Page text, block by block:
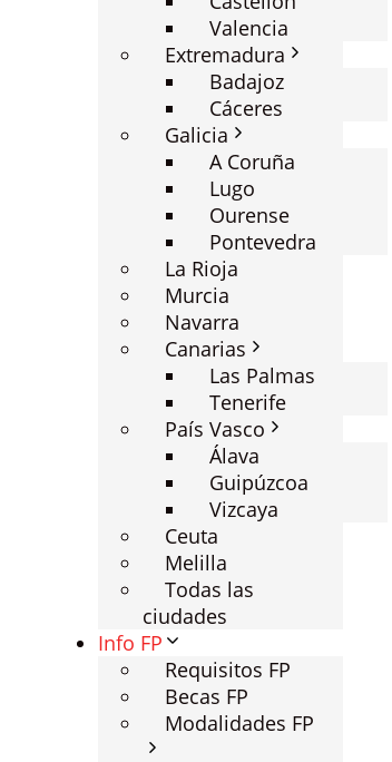
Valencia
Extremadura
Badajoz
Cáceres
Galicia
A Coruña
Lugo
Ourense
Pontevedra
La Rioja
Murcia
Navarra
Canarias
Las Palmas
Tenerife
País Vasco
Álava
Guipúzcoa
Vizcaya
Ceuta
Melilla
Todas las
ciudades
Info FP
Requisitos FP
Becas FP
Modalidades FP